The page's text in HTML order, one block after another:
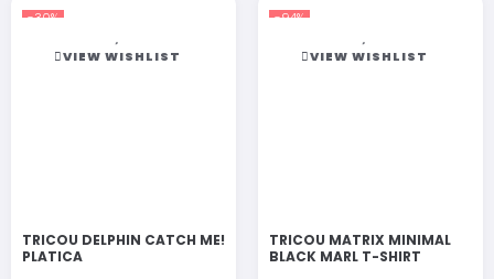
VIEW WISHLIST
-30%
TRICOU DELPHIN CATCH ME!
PLATICA
VIEW WISHLIST
-94%
TRICOU MATRIX MINIMAL
BLACK MARL T-SHIRT